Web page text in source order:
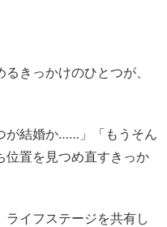
きっかけのひとつが、
が結婚か……」「もうそん
位置を見つめ直すきっか
イフステージを共有し